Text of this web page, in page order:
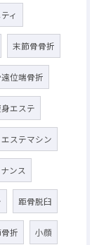
ィ
末節骨骨折
位端骨折
エステ
エステマシン
ンス
距骨脱臼
折 小顔